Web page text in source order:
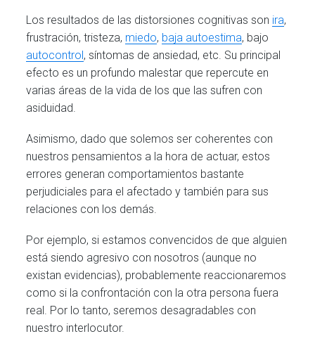
Los resultados de las distorsiones cognitivas son ira,
frustración, tristeza, miedo, baja autoestima, bajo
autocontrol, síntomas de ansiedad, etc. Su principal
efecto es un profundo malestar que repercute en
varias áreas de la vida de los que las sufren con
asiduidad.
Asimismo, dado que solemos ser coherentes con
nuestros pensamientos a la hora de actuar, estos
errores generan comportamientos bastante
perjudiciales para el afectado y también para sus
relaciones con los demás.
Por ejemplo, si estamos convencidos de que alguien
está siendo agresivo con nosotros (aunque no
existan evidencias), probablemente reaccionaremos
como si la confrontación con la otra persona fuera
real. Por lo tanto, seremos desagradables con
nuestro interlocutor.